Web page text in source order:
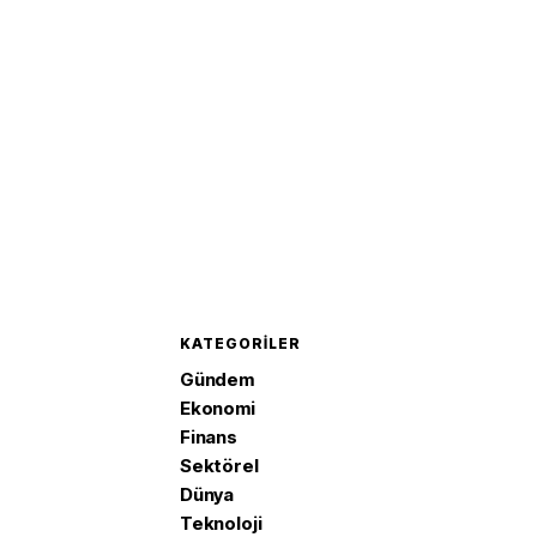
KATEGORILER
Gündem
Ekonomi
Finans
Sektörel
Dünya
Teknoloji